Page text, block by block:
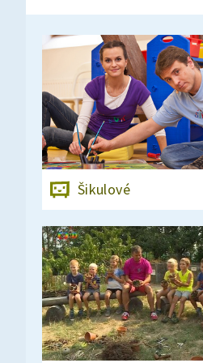
Šikulové